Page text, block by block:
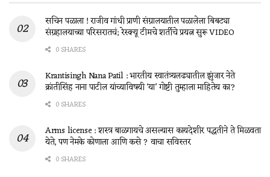
सचिन पळाला ! राजीव गांधी प्राणी संग्रालयातील पळालेला बिबट्या
संग्रहालयाच्या परिसरातचं; रेस्क्यू टीमचे शर्तीचे प्रयत्न सुरू VIDEO
0 SHARES
Krantisingh Nana Patil : भारतीय स्वातंत्र्यलढ्यातील झुंजार नेते
क्रांतीसिंह नाना पाटील यांच्याविषयी ‘या’ गोष्टी तुम्हाला माहितेय का?
0 SHARES
Arms license : शस्त्र बाळगायचे असल्यास कायदेशीर पद्धतीने ते मिळवता
येते, पण नेमके कोणाला आणि कसे ? वाचा सविस्तर
0 SHARES